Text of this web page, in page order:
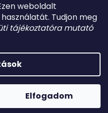
weboldalt
Tudjon meg
tájékoztatóra mutató
Elfogadom
Magyarország. Minden